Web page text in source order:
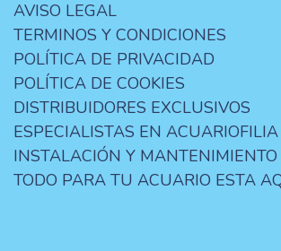
AVISO LEGAL
TERMINOS Y CONDICIONES
POLÍTICA DE PRIVACIDAD
POLÍTICA DE COOKIES
DISTRIBUIDORES EXCLUSIVOS
ESPECIALISTAS EN
INSTALACIÓN Y MANTENIMIENTO
TODO PARA TU ACUARIO ESTA